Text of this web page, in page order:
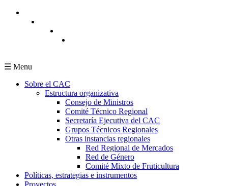
Pasar al contenido principal
☰ Menu
Sobre el CAC
Estructura organizativa
Consejo de Ministros
Comité Técnico Regional
Secretaría Ejecutiva del CAC
Grupos Técnicos Regionales
Otras instancias regionales
Red Regional de Mercados
Red de Género
Comité Mixto de Fruticultura
Políticas, estrategias e instrumentos
Proyectos